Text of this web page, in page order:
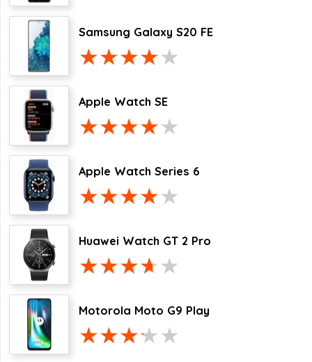
Samsung Galaxy S20 FE
Apple Watch SE
Apple Watch Series 6
Huawei Watch GT 2 Pro
Motorola Moto G9 Play